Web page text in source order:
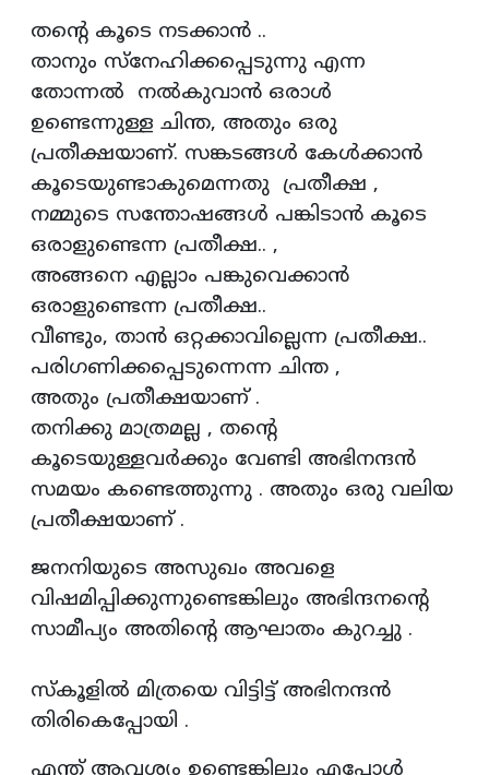
തന്റെ കൂടെ നടക്കാൻ ..
താനും സ്നേഹിക്കപ്പെടുന്നു എന്ന
തോന്നൽ നൽകുവാൻ ഒരാൾ
ഉണ്ടെന്നുള്ള ചിന്ത, അതും ഒരു
പ്രതീക്ഷയാണ്. സങ്കടങ്ങൾ കേൾക്കാൻ
കൂടെയുണ്ടാകുമെന്നതു പ്രതീക്ഷ ,
നമ്മുടെ സന്തോഷങ്ങൾ പങ്കിടാൻ കൂടെ
ഒരാളുണ്ടെന്ന പ്രതീക്ഷ.. ,
അങ്ങനെ എല്ലാം പങ്കുവെക്കാൻ
ഒരാളുണ്ടെന്ന പ്രതീക്ഷ..
വീണ്ടും, താൻ ഒറ്റക്കാവില്ലെന്ന പ്രതീക്ഷ..
പരിഗണിക്കപ്പെടുന്നെന്ന ചിന്ത ,
അതും പ്രതീക്ഷയാണ് .
തനിക്കു മാത്രമല്ല , തന്റെ
കൂടെയുള്ളവർക്കും വേണ്ടി അഭിനന്ദൻ
സമയം കണ്ടെത്തുന്നു . അതും ഒരു വലിയ
പ്രതീക്ഷയാണ് .
ജനനിയുടെ അസുഖം അവളെ
വിഷമിപ്പിക്കുന്നുണ്ടെങ്കിലും അഭിന്ദനന്റെ
സാമീപ്യം അതിന്റെ ആഘാതം കുറച്ചു .
സ്കൂളിൽ മിത്രയെ വിട്ടിട്ട് അഭിനന്ദൻ
തിരികെപ്പോയി .